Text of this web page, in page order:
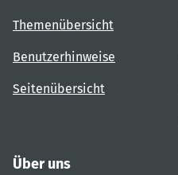
Themenübersicht
Benutzerhinweise
Seitenübersicht
Über uns